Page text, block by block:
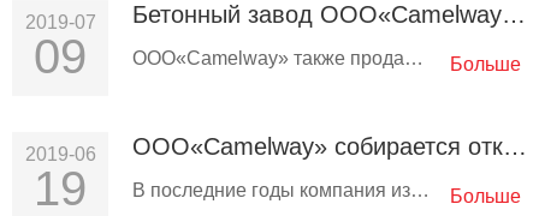
2019-07
09
Бетонный завод ООО«Camelway» HZS25 продана в Танзанию
ООО«Camelway» также продала ряд бетоносмесительных станций HZS25 Танзании.Клиенты Танзании хотят построить дом в своем… Больше
2019-06
19
ООО«Camelway» собирается открыть офис в Узбекистане
В последние годы компания изучает рынок Узбекистана, и по состоянию на июнь этого года компания продала шесть… Больше